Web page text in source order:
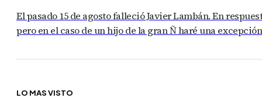
El pasado 15 de agosto falleció Javier Lambán. En
pero en el caso de un hijo de la gran Ñ haré una
LO MÁS VISTO